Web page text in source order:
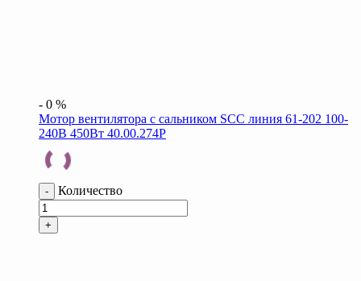
- 0 %
Мотор вентилятора с сальником SCC линия 61-202 100-
240В 450Вт 40.00.274P
- Количество
+